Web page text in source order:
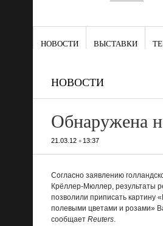
НОВОСТИ ВЫСТАВКИ
НОВОСТИ
Обнаружена
21.03.12• 13:37
Согласно заявлению
Крёллер-Мюллер, результаты
позволили приписать картину
полевыми цветами и розами»
сообщает Reuters.